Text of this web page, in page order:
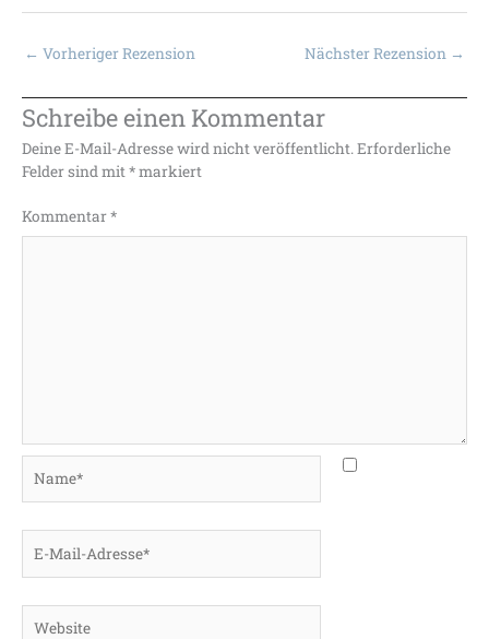
← Vorheriger Rezension Nächster Rezension →
Schreibe einen Kommentar
Deine E-Mail-Adresse wird nicht veröffentlicht.Erforderliche
Felder sind mit*markiert
Kommentar*
Mail-